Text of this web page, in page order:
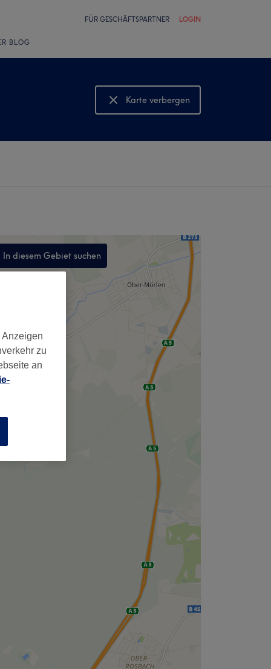
FÜR GESCHÄFTSPARTNER LOGIN
BLOG
Karte verbergen
Karte anzeigen
In diesem Gebiet suchen
,
zu
an